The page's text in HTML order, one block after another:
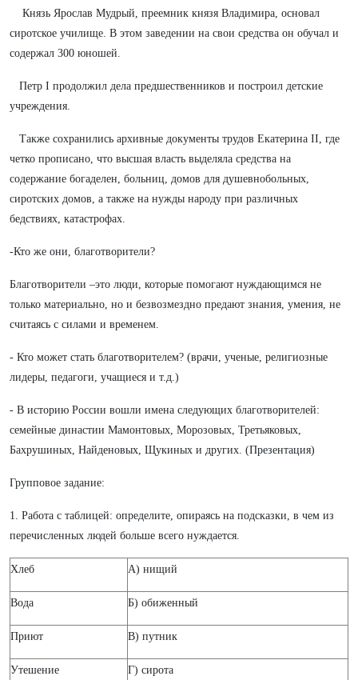
Князь Ярослав Мудрый, преемник князя Владимира, основал
сиротское училище. В этом заведении на свои средства он обучал и
содержал 300 юношей.
Петр I продолжил дела предшественников и построил детские
учреждения.
Также сохранились архивные документы трудов Екатерина II, где
четко прописано, что высшая власть выделяла средства на
содержание богаделен, больниц, домов для душевнобольных,
сиротских домов, а также на нужды народу при различных
бедствиях, катастрофах.
-Кто же они, благотворители?
Благотворители –это люди, которые помогают нуждающимся не
только материально, но и безвозмездно предают знания, умения, не
считаясь с силами и временем.
- Кто может стать благотворителем? (врачи, ученые, религиозные
лидеры, педагоги, учащиеся и т.д.)
- В историю России вошли имена следующих благотворителей:
семейные династии Мамонтовых, Морозовых, Третьяковых,
Бахрушиных, Найденовых, Щукиных и других. (Презентация)
Групповое задание:
1. Работа с таблицей: определите, опираясь на подсказки, в чем из
перечисленных людей больше всего нуждается.
Хлеб А) нищий
Вода Б) обиженный
Приют В) путник
Утешение Г) сирота